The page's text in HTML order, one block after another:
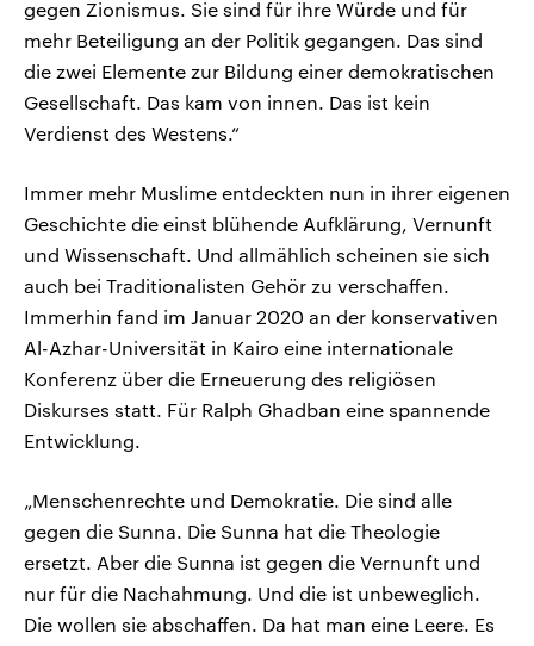
gegen Zionismus. Sie sind für ihre Würde und für
mehr Beteiligung an der Politik gegangen. Das sind
die zwei Elemente zur Bildung einer demokratischen
Gesellschaft. Das kam von innen. Das ist kein
Verdienst des Westens.“
Immer mehr Muslime entdeckten nun in ihrer eigenen
Geschichte die einst blühende Aufklärung, Vernunft
und Wissenschaft. Und allmählich scheinen sie sich
auch bei Traditionalisten Gehör zu verschaffen.
Immerhin fand im Januar 2020 an der konservativen
Al-Azhar-Universität in Kairo eine internationale
Konferenz über die Erneuerung des religiösen
Diskurses statt. Für Ralph Ghadban eine spannende
Entwicklung.
„Menschenrechte und Demokratie. Die sind alle
gegen die Sunna. Die Sunna hat die Theologie
ersetzt. Aber die Sunna ist gegen die Vernunft und
nur für die Nachahmung. Und die ist unbeweglich.
Die wollen sie abschaffen. Da hat man eine Leere. Es